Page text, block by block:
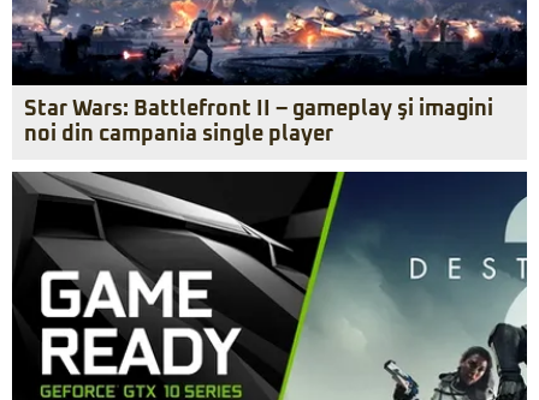
Star Wars: Battlefront II – gameplay şi imagini
noi din campania single player